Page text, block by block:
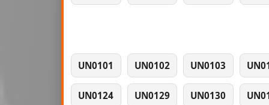
UN0101 UN0102 UN0103
UN0124 UN0129 UN0130